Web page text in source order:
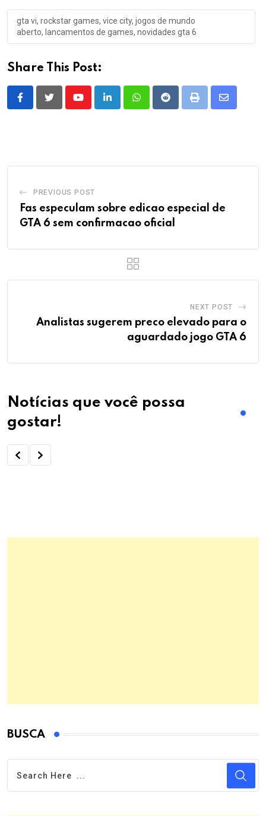
gta vi, rockstar games, vice city, jogos de mundo
aberto, lancamentos de games, novidades gta 6
Share This Post:
YoutubeLinkedInWhatsappRedditPrint
Share
PREVIOUS POST
Fas especulam sobre edicao especial de
GTA 6 sem confirmacao oficial
NEXT POST
Analistas sugerem preco elevado para o
aguardado jogo GTA 6
Notícias que você possa
gostar!
BUSCA